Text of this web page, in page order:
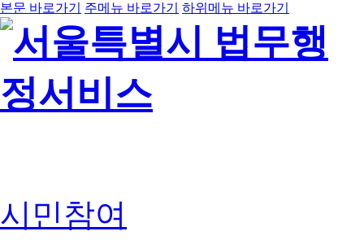
본문 바로가기 주메뉴 바로가기 하위메뉴 바로가기
시민참여